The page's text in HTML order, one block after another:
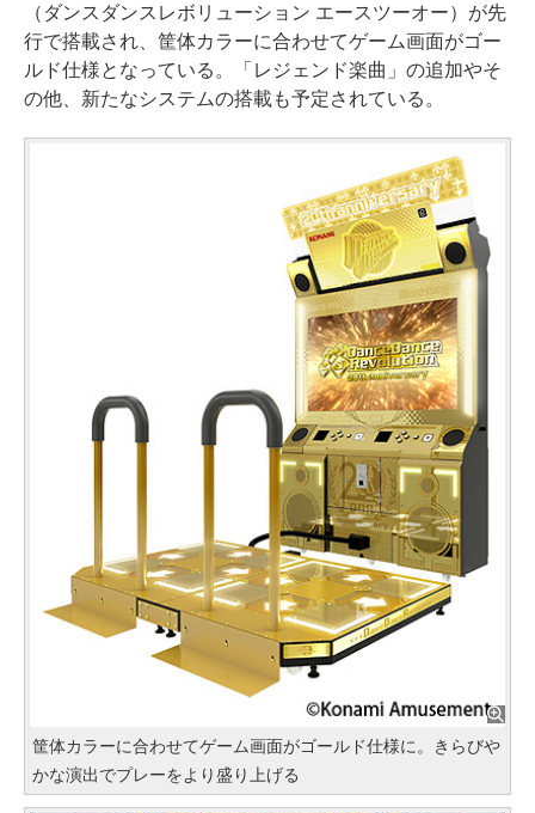
（ダンスダンスレボリューション エースツーオー）が先
行で搭載され、筐体カラーに合わせてゲーム画面がゴー
ルド仕様となっている。「レジェンド楽曲」の追加やそ
の他、新たなシステムの搭載も予定されている。
筐体カラーに合わせてゲーム画面がゴールド仕様に。きらびや
かな演出でプレーをより盛り上げる